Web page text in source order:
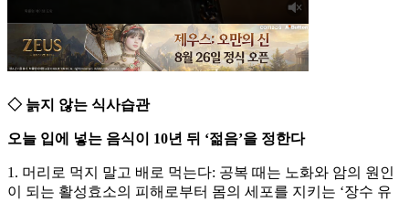
◇ 늙지 않는 식사습관
오늘 입에 넣는 음식이 10년 뒤 ‘젊음’을 정한다
1. 머리로 먹지 말고 배로 먹는다: 공복 때는 노화와 암의 원인
이 되는 활성효소의 피해로부터 몸의 세포를 지키는 ‘장수 유